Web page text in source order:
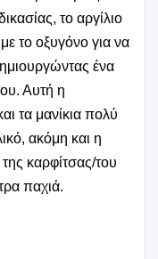
το αργίλιο
το οξυγόνο για να
ένα
Αυτή η
τα μανίκια πολύ
ακόμη και η
καρφίτσας/του
παχιά.